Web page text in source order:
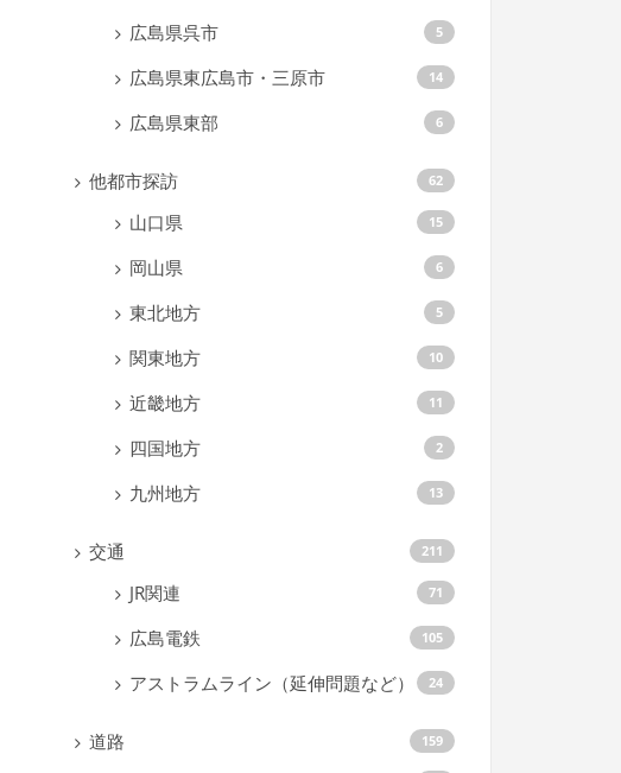
広島県呉市 5
広島県東広島市・三原市 14
広島県東部 6
他都市探訪 62
山口県 15
岡山県 6
東北地方 5
関東地方 10
近畿地方 11
四国地方 2
九州地方 13
交通 211
JR関連 71
広島電鉄 105
アストラムライン（延伸問題など） 24
道路 159